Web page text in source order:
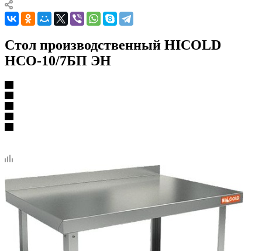
Стол производственный HICOLD
НСО-10/7БП ЭН